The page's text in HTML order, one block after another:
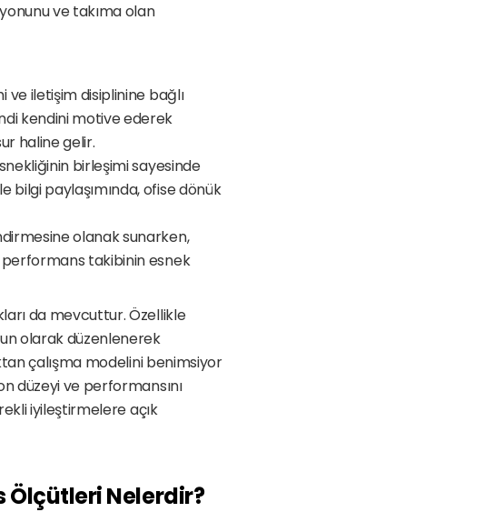
ve takıma olan
ve iletişim disiplinine bağlı
kendini motive ederek
haline gelir.
birleşimi sayesinde
bilgi paylaşımında, ofise dönük
olanak sunarken,
performans takibinin esnek
da mevcuttur. Özellikle
olarak düzenlenerek
çalışma modelini benimsiyor
düzeyi ve performansını
iyileştirmelere açık
Ölçütleri Nelerdir?